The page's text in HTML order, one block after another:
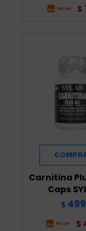
$
Carnitina
Caps
$ 499
$